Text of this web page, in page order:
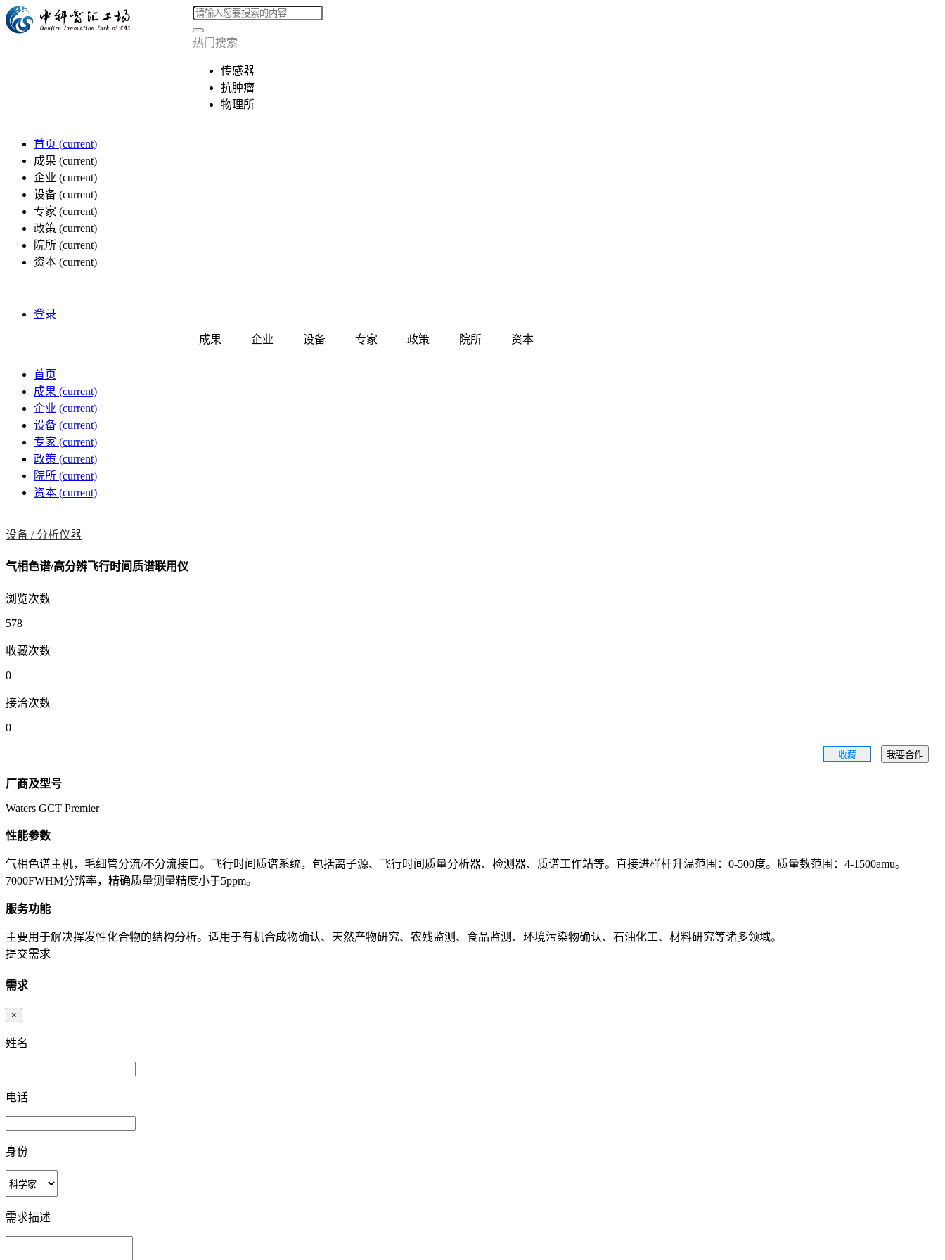
热门搜索
传感器
抗肿瘤
物理所
首页 (current)
成果 (current)
企业 (current)
设备 (current)
专家 (current)
政策 (current)
院所 (current)
资本 (current)
登录
成果 企业 设备 专家 政策 院所 资本
首页
成果 (current)
企业 (current)
设备 (current)
专家 (current)
政策 (current)
院所 (current)
资本 (current)
设备 / 分析仪器
气相色谱/高分辨飞行时间质谱联用仪
浏览次数
578
收藏次数
0
接洽次数
0
收藏 我要合作
厂商及型号
Waters GCT Premier
性能参数
气相色谱主机，毛细管分流/不分流接口。飞行时间质谱系统，包括离子源、飞行时间质量分析器、检测器、质谱工作站等。直接进样杆升温范围：0-500度。质量数范围：4-1500amu。
7000FWHM分辨率，精确质量测量精度小于5ppm。
服务功能
主要用于解决挥发性化合物的结构分析。适用于有机合成物确认、天然产物研究、农残监测、食品监测、环境污染物确认、石油化工、材料研究等诸多领域。
提交需求
需求
×
姓名
电话
身份
需求描述